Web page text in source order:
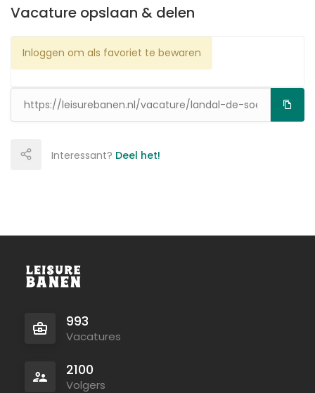
Vacature opslaan & delen
Inloggen om als favoriet te bewaren
Interessant? Deel het!
993
Vacatures
2100
Volgers